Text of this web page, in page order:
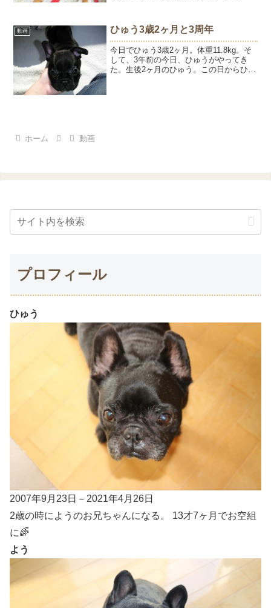
（聞こえてないと思うけど）やっと気づ
く。自然なことなんだけど、...
動画 ひゅう3歳2ヶ月と3周年
今日でひゅう3歳2ヶ月。体重11.8kg。そ
して、3年前の今日、ひゅうがやってき
た。生後2ヶ月のひゅう。この日からひゅ
ホーム 動画
プロフィール
ひゅう
2007年9月23日－2021年4月26日
2歳の時にようのお兄ちゃんになる。 13才7ヶ月でお空組
に🌈
よう